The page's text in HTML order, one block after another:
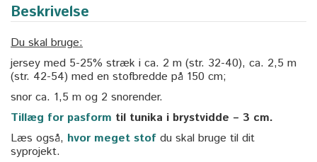
Beskrivelse
Du skal bruge:
jersey med 5-25% stræk i ca. 2 m (str. 32-40), ca. 2,5 m
(str. 42-54) med en stofbredde på 150 cm;
snor ca. 1,5 m og 2 snorender.
Tillæg for pasform til tunika i brystvidde – 3 cm.
Læs også, hvor meget stof du skal bruge til dit
syprojekt.